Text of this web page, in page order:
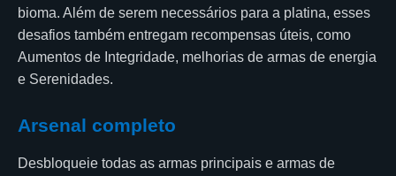
bioma. Além de serem necessários para a platina, esses
desafios também entregam recompensas úteis, como
Aumentos de Integridade, melhorias de armas de energia
e Serenidades.
Arsenal completo
Desbloqueie todas as armas principais e armas de